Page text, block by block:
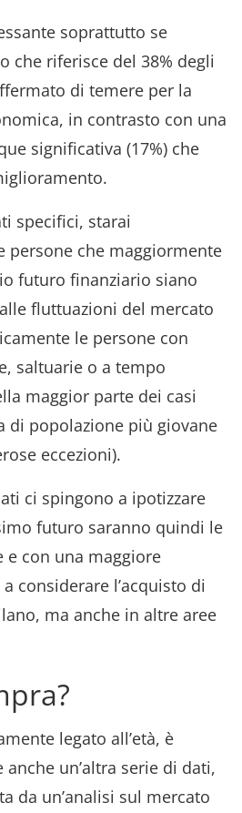
soprattutto se
che riferisce del 38% degli
di temere per la
in contrasto con una
significativa (17%) che
specifici, starai
persone che maggiormente
futuro finanziario siano
fluttuazioni del mercato
le persone con
saltuarie o a tempo
maggior parte dei casi
di popolazione più giovane
eccezioni).
ci spingono a ipotizzare
futuro saranno quindi le
e con una maggiore
considerare l’acquisto di
ma anche in altre aree
legato all’età, è
un’altra serie di dati,
da un’analisi sul mercato